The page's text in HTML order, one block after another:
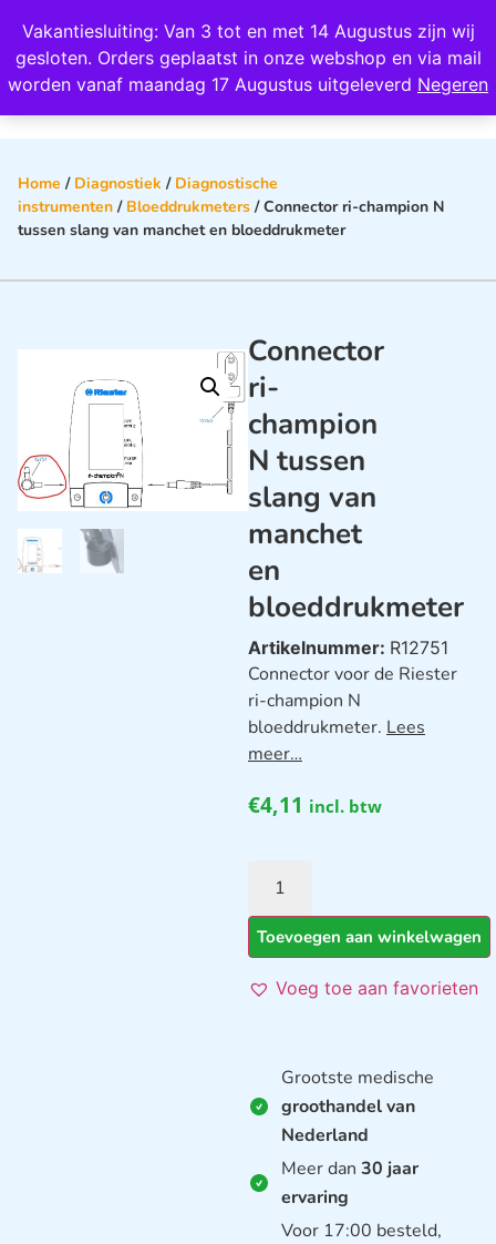
Vakantiesluiting: Van 3 tot en met 14 Augustus zijn wij
gesloten. Orders geplaatst in onze webshop en via mail
worden vanaf maandag 17 Augustus uitgeleverd Negeren
Wij scoren een 4,8 op Google
Home / Diagnostiek / Diagnostische
instrumenten / Bloeddrukmeters / Connector ri-champion N
tussen slang van manchet en bloeddrukmeter
Connector
ri-
champion
N tussen
slang van
manchet
en
bloeddrukmeter
Artikelnummer: R12751
Connector voor de Riester
ri-champion N
bloeddrukmeter. Lees
meer…
€4,11 incl. btw
Toevoegen aan winkelwagen
Voeg toe aan favorieten
Grootste medische
groothandel van
Nederland
Meer dan 30 jaar
ervaring
Voor 17:00 besteld,